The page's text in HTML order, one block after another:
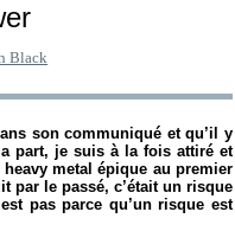
Black
son communiqué et qu’il y
part, je suis à la fois attiré et
metal épique au premier
par le passé, c’était un risque
pas parce qu’un risque est